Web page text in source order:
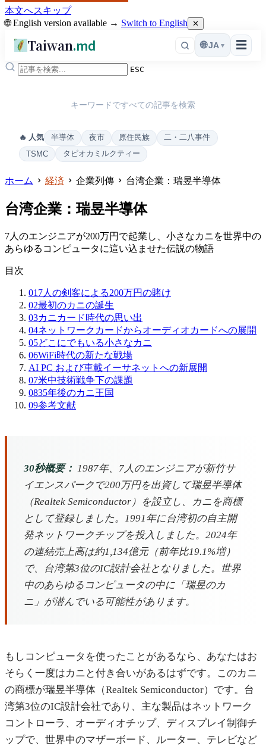
本文へスキップ
🌐 English version available → Switch to English ✕
Taiwan.md ☰
🌐 JA ▾
ESC
キーワードですべての記事を検索
🔥 人気 半導体 夜市 原住民族
二・二八事件
TSMC
タピオカミルクティー
ホーム 経済 企業列傳 台湾企業：瑞昱半導体
台湾企業：瑞昱半導体
7人のエンジニアが200万円で起業し、小さなカニを世界中の
あらゆるコンピュータに這い込ませた伝説の物語
目次
01 7人の剣客による200万円の賭け
02最初のカニの誕生
03カニカード時代の思い出
04ネットワークカードからオーディオカードへの展開
05どこにでもいる小さなカニ
06WiFi時代の新たな戦場
AI PC および車載イーサネットへの新展開
07米中技術戦争下の課題
0835年後のカニ王国
09参考文献
30秒概要： 1987年、7人のエンジニアが新竹サ
イエンスパークで200万円を出資して瑞昱半導体
（Realtek Semiconductor）を設立し、カニを商標
として登録しました。1991年に台湾初の自主開
発ネットワークチップを投入しました。2024年
の連結売上高は約1,134億元（前年比19.1%増）
で、台湾第3位のIC設計会社となりました。世界
中のあらゆるコンピュータの中に「瑞昱のカ
ニ」が潜んでいる可能性があります。
もしコンピュータを使ったことがあるなら、あなたはお
そらく一度はカニと付き合いがあるはずです。このカニ
の商標が瑞昱半導体（Realtek Semiconductor）です。台
湾第3位のIC設計会社であり、主な製品はネットワーク
コントローラ、オーディオチップ、ディスプレイ制御チ
ップで、世界中のマザーボード、ルーター、テレビなど